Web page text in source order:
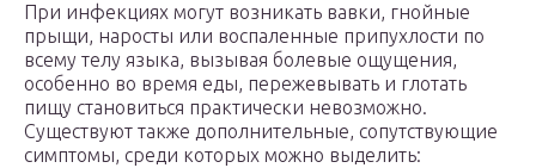
При инфекциях могут возникать вавки, гнойные
прыщи, наросты или воспаленные припухлости по
всему телу языка, вызывая болевые ощущения,
особенно во время еды, пережевывать и глотать
пищу становиться практически невозможно.
Существуют также дополнительные, сопутствующие
симптомы, среди которых можно выделить: